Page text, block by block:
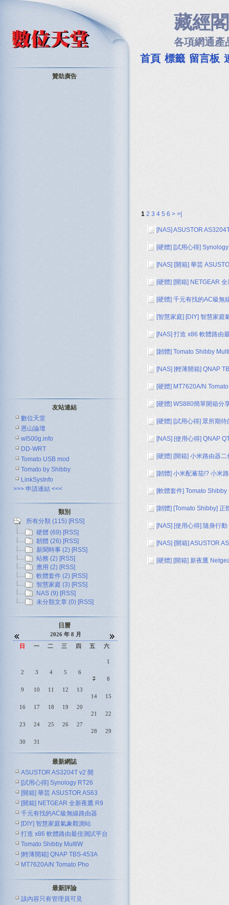
藏經閣
各項網通產
首頁 標籤 留言板
1 2 3 4 5 6 > >|
[NAS] ASUSTOR
[硬體] [試用心得]
[NAS] [開箱] 華芸
[硬體] [開箱] NETGEAR
[硬體] 千元有找的AC級無
[智慧家庭] [DIY] 智慧家庭
[NAS] 打造 x86 軟體路由
[韌體] Tomato Shibby
[NAS] [輕薄開箱] QNAP
[硬體] MT7620A/N
[硬體] WS880簡單開箱分
[硬體] [試用心得] 眾所期
[NAS] [使用心得] QNAP
[硬體] [開箱] 小米路由器二
[韌體] 小米配蕃茄!? 小米
[軟體套件] Tomato Shibby
[韌體] [Tomato Shibby] 正
[NAS] [使用心得] 隨身行
[NAS] [開箱] ASUSTOR
[硬體] [開箱] 新夜鷹
贊助廣告
友站連結
數位天堂
恩山論壇
wl500g.info
DD-WRT
Tomato USB mod
Tomato by Shibby
LinkSysInfo
>>> 申請連結 <<<
類別
所有分類 (115) [RSS]
硬體 (69) [RSS]
韌體 (26) [RSS]
新聞時事 (2) [RSS]
站務 (2) [RSS]
應用 (2) [RSS]
軟體套件 (2) [RSS]
智慧家庭 (3) [RSS]
NAS (9) [RSS]
未分類文章 (0) [RSS]
日曆
2026 年 8 月
日
一 二 三 四 五 六
1
2
3 4 5
6
7
8
9
10 11 12
13
14
15
16
17 18 19
20
21
22
23
24 25 26
27
28
29
30
31
最新網誌
ASUSTOR AS3204T v2 開
[試用心得] Synology RT26
[開箱] 華芸 ASUSTOR AS63
[開箱] NETGEAR 全新夜鷹 R9
千元有找的AC級無線路由器
ASUS R
[DIY] 智慧家庭氣象觀測站
打造 x86 軟體路由最佳測試平台
Tomato Shibby MultiW
[輕薄開箱] QNAP TBS-453A
MT7620A/N Tomato Pho
最新評論
該內容只有管理員可見